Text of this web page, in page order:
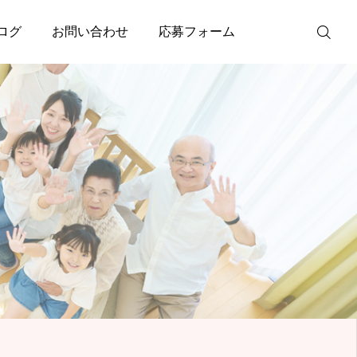
グ お問い合わせ 応募フォーム
応募フォーム
採用案内